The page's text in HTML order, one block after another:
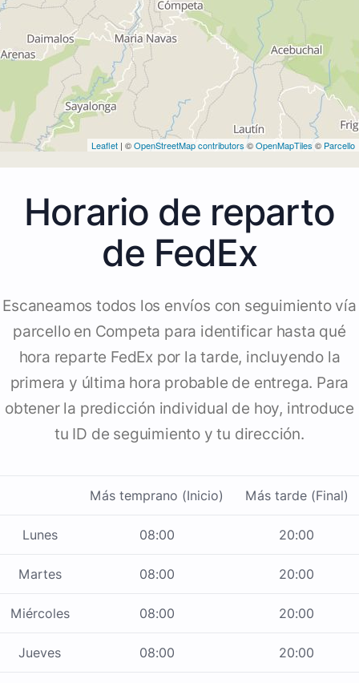
Leaflet | ©OpenStreetMap contributors ©OpenMapTiles © Parcello
Horario de reparto
de FedEx
Escaneamos todos los envíos con seguimiento vía
parcello en Competa para identificar hasta qué
hora reparte FedEx por la tarde, incluyendo la
primera y última hora probable de entrega. Para
obtener la predicción individual de hoy, introduce
tu ID de seguimiento y tu dirección.
Más temprano (Inicio) Más tarde (Final)
Lunes 08:00 20:00
Martes 08:00 20:00
Miércoles 08:00 20:00
Jueves 08:00 20:00